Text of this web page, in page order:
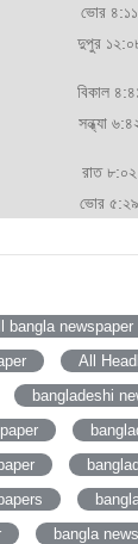
ভোর ৪:১১
দুপুর
বিকাল
সন্ধ্যা
রাত ৮:০২
ভোর ৫:২৯
bangla newspaper
All
bangladeshi
bangla